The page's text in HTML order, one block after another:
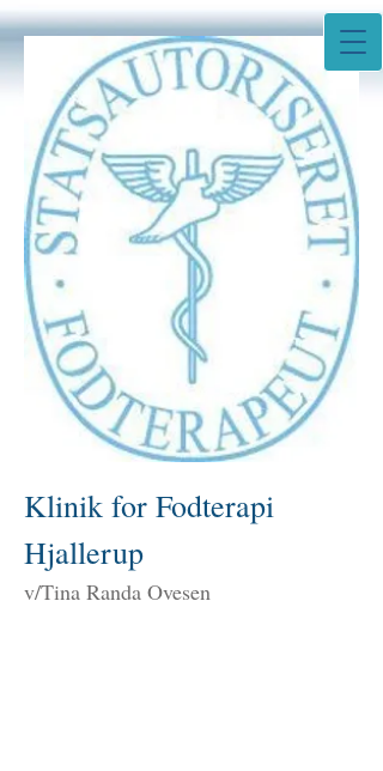
Klinik for Fodterapi
Hjallerup
v/Tina Randa Ovesen